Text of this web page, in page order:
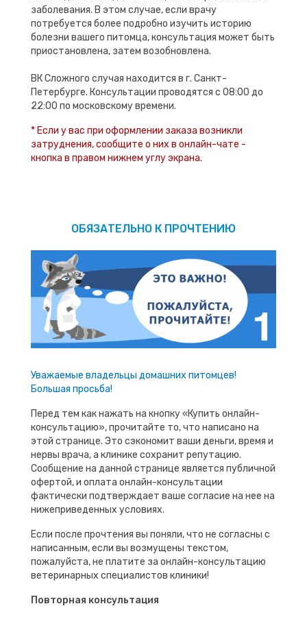
заболевания. В этом случае, если врачу
потребуется более подробно изучить историю
болезни вашего питомца, консультация может быть
приостановлена, затем возобновлена.
ВК Сложного случая находится в г. Санкт-
Петербурге. Консультации проводятся с 08:00 до
22:00 по московскому времени.
* Если у вас при оформлении заказа возникли
затруднения, сообщите о них в онлайн-чате -
кнопка в правом нижнем углу экрана.
ОБЯЗАТЕЛЬНО К ПРОЧТЕНИЮ
Уважаемые владельцы домашних питомцев!
Большая просьба!
Перед тем как нажать на кнопку «Купить онлайн-
консультацию», прочитайте то, что написано на
этой странице. Это сэкономит ваши деньги, время и
нервы врача, а клинике сохранит репутацию.
Сообщение на данной странице является публичной
офертой, и оплата онлайн-консультации
фактически подтверждает ваше согласие на нее на
нижеприведенных условиях.
Если после прочтения вы поняли, что не согласны с
написанным, если вы возмущены текстом,
пожалуйста, не платите за онлайн-консультацию
ветеринарных специалистов клиники!
Повторная консультация